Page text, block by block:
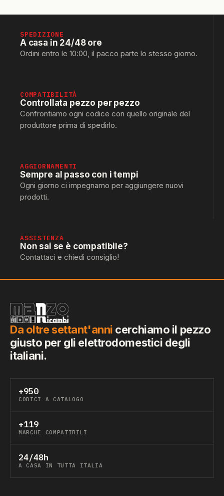
SPEDIZIONE
A casa in 24/48 ore
Ordini entro le 10:00, il pacco parte lo stesso giorno.
COMPATIBILITÀ
Controllata pezzo per pezzo
Confrontiamo ogni codice con quello originale del
produttore prima di spedirlo.
AGGIORNAMENTI
Sempre al passo con i tempi
Ogni giorno ci impegnamo per aggiungere nuovi
prodotti.
ASSISTENZA
Non sai se è compatibile?
Contattaci e chiedi consiglio!
Da oltre settant'anni cerchiamo il pezzo
giusto per gli elettrodomestici degli
italiani.
+950
CODICI A CATALOGO
+119
MARCHE COMPATIBILI
24/48h
A CASA IN TUTTA ITALIA